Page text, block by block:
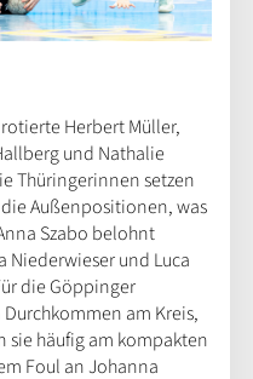
Herbert Müller,
und Nathalie
Thüringerinnen setzen
Außenpositionen, was
Szabo belohnt
und Luca
die Göppinger
am Kreis,
sie häufig am kompakten
Foul an Johanna